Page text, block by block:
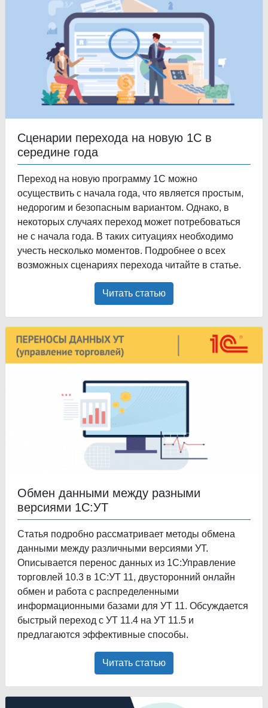
Сценарии перехода на новую 1С в
середине года
Переход на новую программу 1С можно
осуществить с начала года, что является простым,
недорогим и безопасным вариантом. Однако, в
некоторых случаях переход может потребоваться
не с начала года. В таких ситуациях необходимо
учесть несколько моментов. Подробнее о всех
возможных сценариях перехода читайте в статье.
Читать статью
Обмен данными между разными
версиями 1С:УТ
Статья подробно рассматривает методы обмена
данными между различными версиями УТ.
Описывается перенос данных из 1С:Управление
торговлей 10.3 в 1С:УТ 11, двусторонний онлайн
обмен и работа с распределенными
информационными базами для УТ 11. Обсуждается
быстрый переход с УТ 11.4 на УТ 11.5 и
предлагаются эффективные способы.
Читать статью